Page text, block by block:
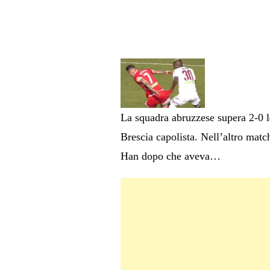
La squadra abruzzese supera 2-
Brescia capolista. Nell’altro
Han dopo che aveva…